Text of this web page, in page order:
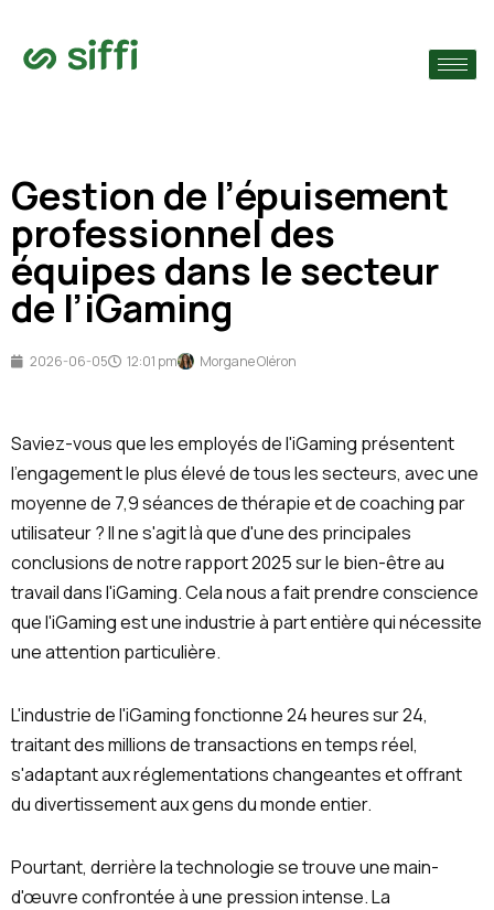
›
Gestion de l’épuisement
professionnel des
équipes dans le secteur
de l’iGaming
2026-06-05 12:01 pm Morgane Oléron
Saviez-vous que les employés de l'iGaming présentent
l'engagement le plus élevé de tous les secteurs, avec une
moyenne de 7,9 séances de thérapie et de coaching par
utilisateur ? Il ne s'agit là que d'une des principales
conclusions de notre rapport 2025 sur le bien-être au
travail dans l'iGaming. Cela nous a fait prendre conscience
que l'iGaming est une industrie à part entière qui nécessite
une attention particulière.
L'industrie de l'iGaming fonctionne 24 heures sur 24,
traitant des millions de transactions en temps réel,
s'adaptant aux réglementations changeantes et offrant
du divertissement aux gens du monde entier.
Pourtant, derrière la technologie se trouve une main-
d'œuvre confrontée à une pression intense. La